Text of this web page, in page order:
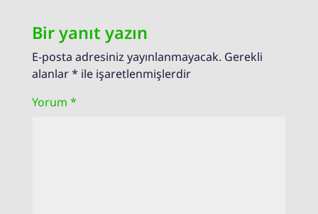
Bir yanıt yazın
E-posta adresiniz yayınlanmayacak. Gerekli
alanlar* ile işaretlenmişlerdir
Yorum *